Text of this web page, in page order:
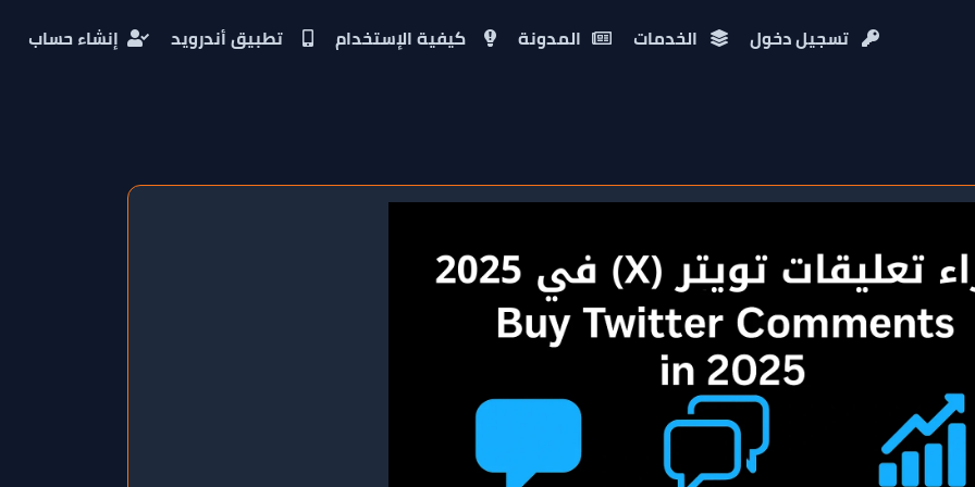
تسجيل دخول الخدمات المدونة كيفية الإستخدام تطبيق أندرويد إنشاء حساب